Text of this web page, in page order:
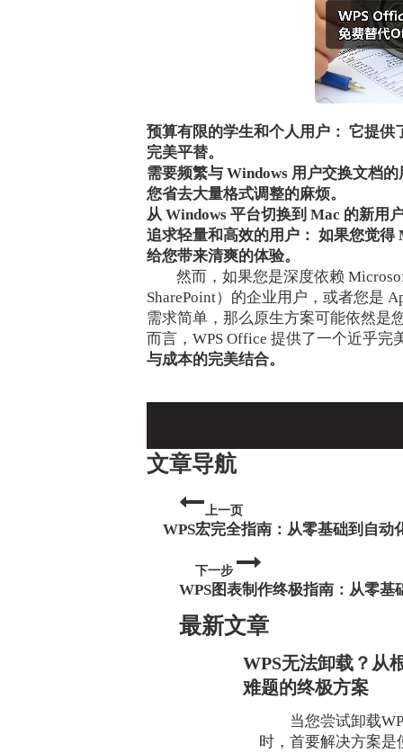
预算有限的学生和个人用户： 它提供
完美平替。
需要频繁与 Windows 用户交换文档的
您省去大量格式调整的麻烦。
从 Windows 平台切换到 Mac 的新用
追求轻量和高效的用户： 如果您觉得
给您带来清爽的体验。
然而，如果您是深度依赖
SharePoint）的企业用户，或者您是
需求简单，那么原生方案可能依然是
而言，WPS Office 提供了一个近乎
与成本的完美结合。
文章导航
上一页
WPS宏完全指南：从零基础到自动
下一步
WPS图表制作终极指南：从零基
最新文章
WPS无法卸载？从
难题的终极方案
当您尝试卸载
时，首要解决方案是